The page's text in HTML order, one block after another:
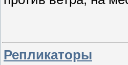
Репликаторы